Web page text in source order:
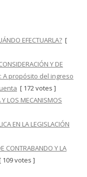
EFECTUARLA? [
Y DE
A propósito del ingreso
[ 172 votes ]
Y LOS MECANISMOS
EN LA LEGISLACIÓN
CONTRABANDO Y LA
109 votes ]